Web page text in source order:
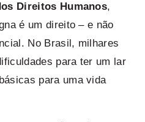
Direitos Humanos,
é um direito – e não
No Brasil, milhares
para ter um lar
para uma vida